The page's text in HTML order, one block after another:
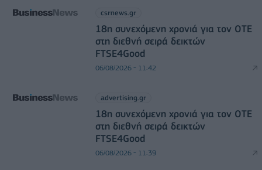
csrnews.gr
18η συνεχόμενη χρονιά για τον ΟΤΕ
στη διεθνή σειρά δεικτών
FTSE4Good
06/08/2026 - 11:42
advertising.gr
18η συνεχόμενη χρονιά για τον ΟΤΕ
στη διεθνή σειρά δεικτών
FTSE4Good
06/08/2026 - 11:39